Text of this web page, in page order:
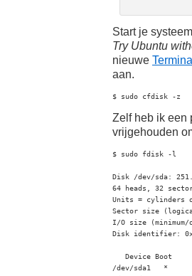
Start je
Try Ubuntu
nieuwe
aan.
$ sudo cfdisk -z
Zelf heb ik een
vrijgehouden
$ sudo fdisk -l
Disk /dev/sda:
64 heads, 32
Units = cylinders
Sector size
I/O size
Disk identifier:
Device Boot
/dev/sda1   *